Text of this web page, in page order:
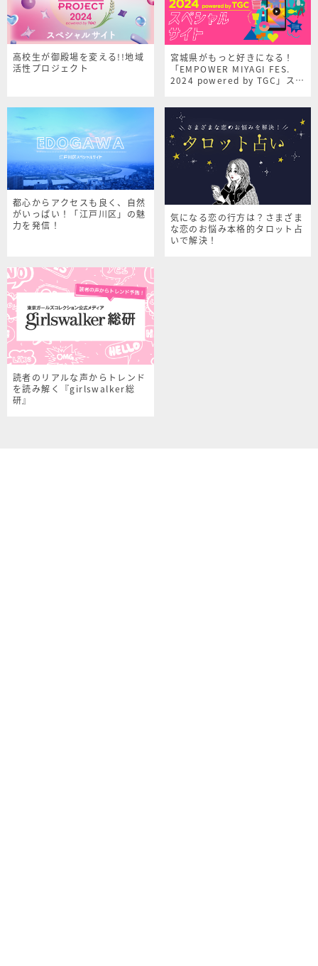
高校生が御殿場を変える!!地域
活性プロジェクト
宮城県がもっと好きになる！
「EMPOWER MIYAGI FES.
2024 powered by TGC」スペ
都心からアクセスも良く、自然
がいっぱい！「江戸川区」の魅
力を発信！
気になる恋の行方は？さまざま
な恋のお悩み本格的タロット占
いで解決！
読者のリアルな声からトレンド
を読み解く『girlswalker総
研』